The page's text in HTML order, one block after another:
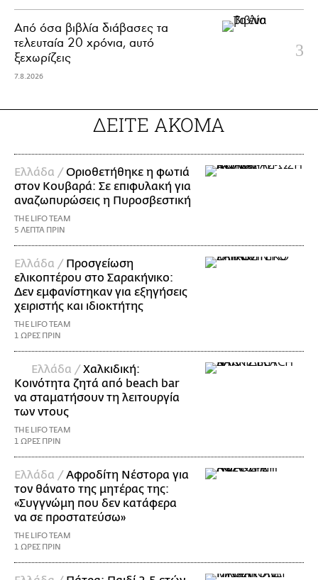
Από όσα βιβλία διάβασες τα
τελευταία 20 χρόνια, αυτό
ξεχωρίζεις
7.8.2026
ΔΕΙΤΕ ΑΚΟΜΑ
Ελλάδα / Οριοθετήθηκε η φωτιά
στον Κουβαρά: Σε επιφυλακή για
αναζωπυρώσεις η Πυροσβεστική
THE LIFO TEAM
5 ΛΕΠΤΑ ΠΡΙΝ
Ελλάδα / Προσγείωση
ελικοπτέρου στο Σαρακήνικο:
Δεν εμφανίστηκαν για εξηγήσεις
χειριστής και ιδιοκτήτης
THE LIFO TEAM
1 ΩΡΕΣ ΠΡΙΝ
Ελλάδα / Χαλκιδική:
Κοινότητα ζητά από beach bar
να σταματήσουν τη λειτουργία
των ντους
THE LIFO TEAM
1 ΩΡΕΣ ΠΡΙΝ
Ελλάδα / Αφροδίτη Νέστορα για
τον θάνατο της μητέρας της:
«Συγγνώμη που δεν κατάφερα
να σε προστατεύσω»
THE LIFO TEAM
1 ΩΡΕΣ ΠΡΙΝ